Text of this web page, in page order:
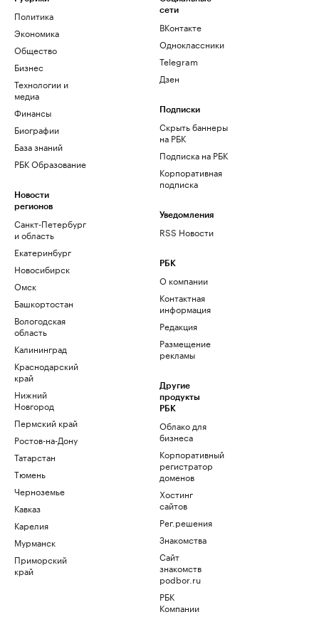
Политика
Экономика
Общество
Бизнес
Технологии и
медиа
Финансы
Биографии
База знаний
РБК Образование
Новости
регионов
Санкт-Петербург
и область
Екатеринбург
Новосибирск
Омск
Башкортостан
Вологодская
область
Калининград
Краснодарский
край
Нижний
Новгород
Пермский край
Ростов-на-Дону
Татарстан
Тюмень
Черноземье
Кавказ
Карелия
Мурманск
Приморский
край
сети
ВКонтакте
Одноклассники
Telegram
Дзен
Подписки
Скрыть баннеры
на РБК
Подписка на РБК
Корпоративная
подписка
Уведомления
RSS Новости
РБК
О компании
Контактная
информация
Редакция
Размещение
рекламы
Другие
продукты
РБК
Облако для
бизнеса
Корпоративный
регистратор
доменов
Хостинг
сайтов
Рег.решения
Знакомства
Сайт
знакомств
podbor.ru
РБК
Компании